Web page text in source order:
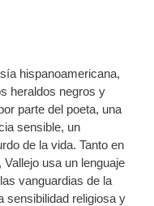
hispanoamericana,
heraldos negros y
parte del poeta, una
sensible, un
de la vida. Tanto en
usa un lenguaje
vanguardias de la
sensibilidad religiosa y